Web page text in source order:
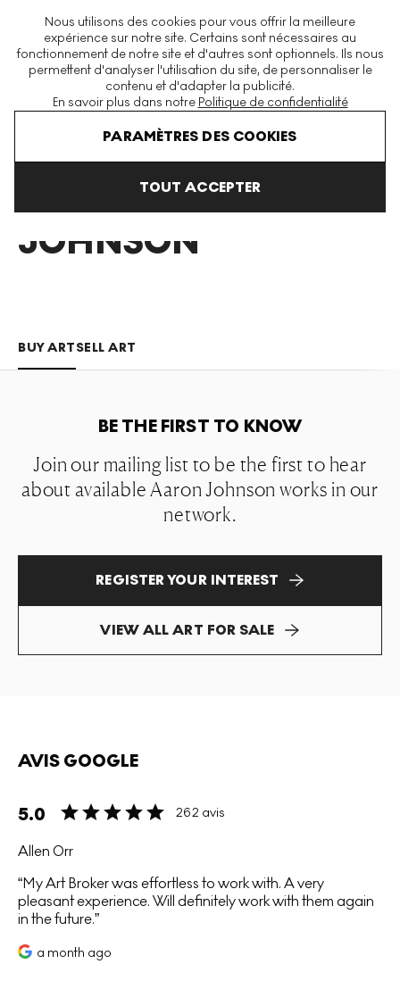
Nous utilisons des cookies pour vous offrir la meilleure
expérience sur notre site. Certains sont nécessaires au
fonctionnement de notre site et d'autres sont optionnels. Ils nous
permettent d'analyser l'utilisation du site, de personnaliser le
contenu et d'adapter la publicité.
En savoir plus dans notre Politique de confidentialité
PARAMÈTRES DES COOKIES
TOUT ACCEPTER
La plus grande plateforme mondiale d'estampes et éditions
modernes et contemporaines
Aaron Johnson
AARON
JOHNSON
BUY ARTSELL ART
BE THE FIRST TO KNOW
Join our mailing list to be the first to hear
about available Aaron Johnson works in our
network.
REGISTER YOUR INTEREST
VIEW ALL ART FOR SALE
AVIS GOOGLE
5.0 262 avis
Allen Orr
My Art Broker was effortless to work with. A very
pleasant experience. Will definitely work with them again
in the future.
a month ago